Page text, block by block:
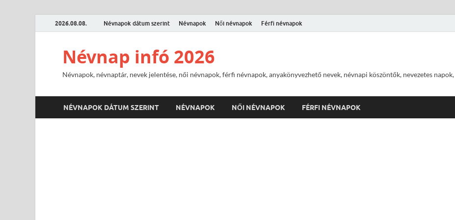
2026.08.08. Névnapok dátum szerint Névnapok Női névnapok Férfi névnapok
Névnap infó 2026
Névnapok, névnaptár, nevek jelentése, női névnapok, férfi névnapok, anyakönyvezhető nevek, névnapi köszöntők, nevezetes
NÉVNAPOK DÁTUM SZERINT NÉVNAPOK NŐI NÉVNAPOK FÉRFI NÉVNAPOK